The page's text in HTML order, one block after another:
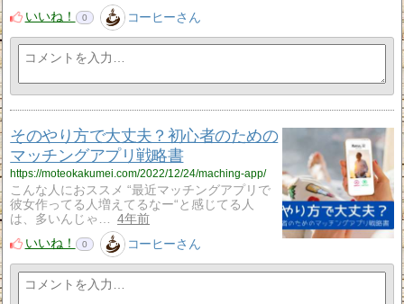
いいね！
0 コーヒーさん
そのやり方で大丈夫？初心者のための
マッチングアプリ戦略書
https://moteokakumei.com/2022/12/24/maching-app/
こんな人におススメ “最近マッチングアプリで
彼女作ってる人増えてるなー“と感じてる人
は、多いんじゃ…
4年前
いいね！
0 コーヒーさん